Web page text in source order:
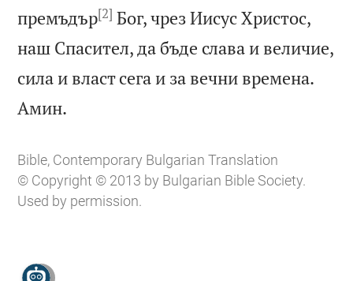
премъдър[2] Бог, чрез Иисус Христос,
наш Спасител, да бъде слава и величие,
сила и власт сега и за вечни времена.
Амин.
Bible, Contemporary Bulgarian Translation
© Copyright © 2013 by Bulgarian Bible Society.
Used by permission.